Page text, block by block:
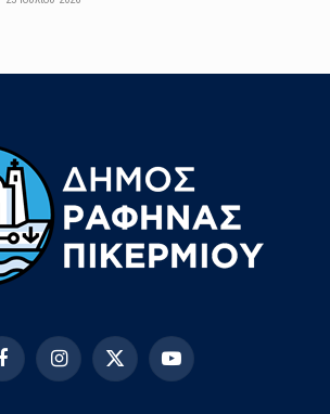
FacebookInstagramX
YouTube